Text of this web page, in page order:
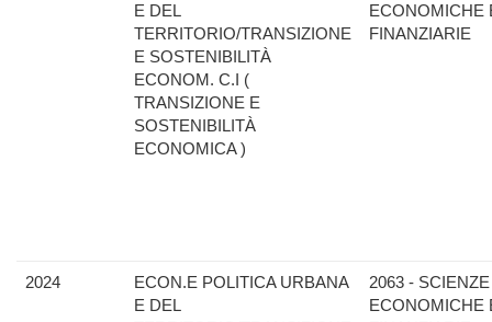
E DEL
TERRITORIO/TRANSIZIONE
E SOSTENIBILITÀ
ECONOM. C.I (
TRANSIZIONE E
SOSTENIBILITÀ
ECONOMICA )
ECONOMICHE
FINANZIARIE
2024
ECON.E POLITICA URBANA
E DEL
2063 - SCIENZE
ECONOMICHE